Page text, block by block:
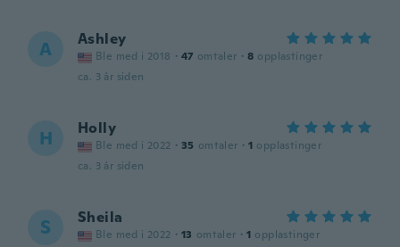
A Ashley
Ble med i 2018 · 47 omtaler · 8 opplastinger
ca. 3 år siden
H Holly
Ble med i 2022 · 35 omtaler · 1 opplastinger
ca. 3 år siden
S Sheila
Ble med i 2022 · 13 omtaler · 1 opplastinger